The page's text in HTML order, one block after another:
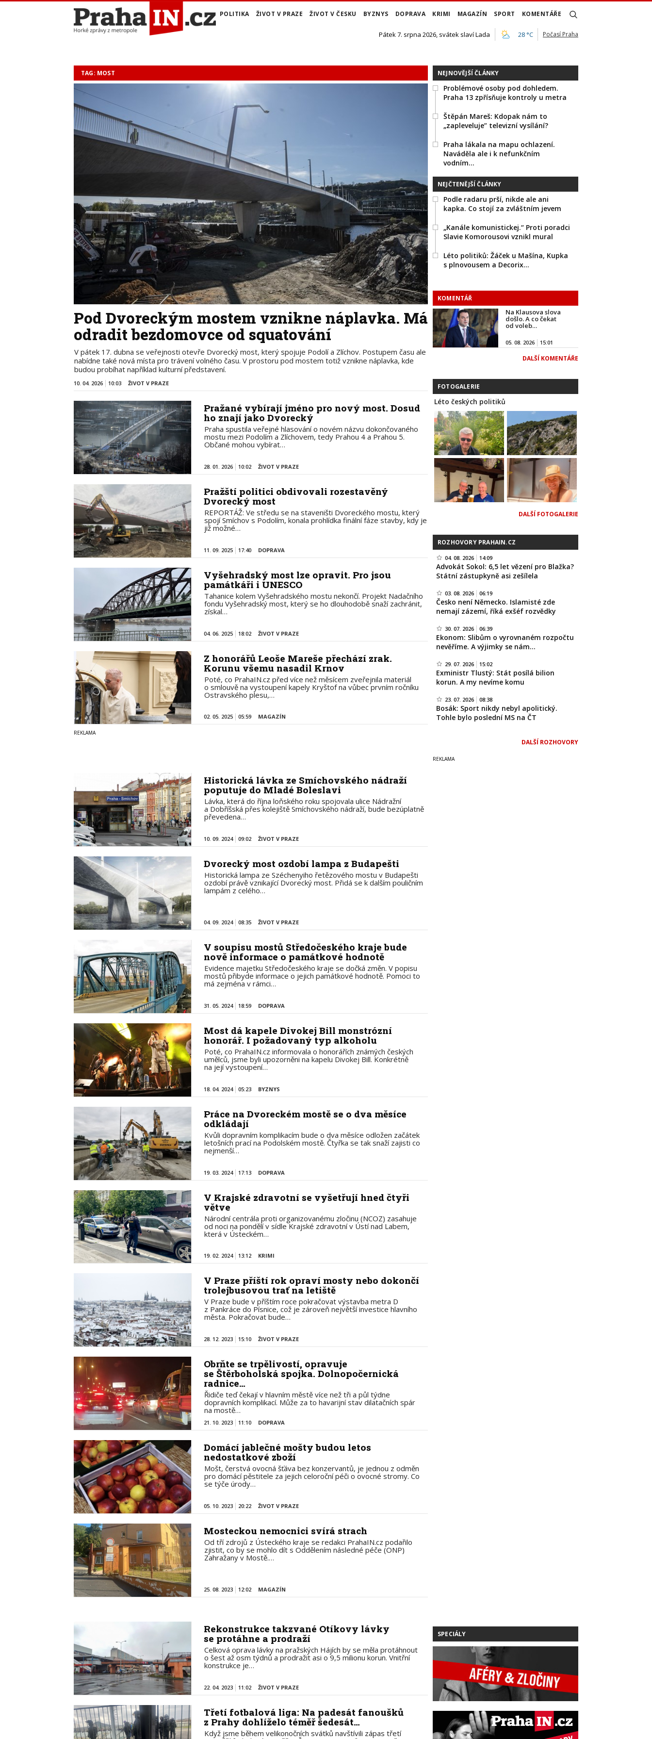
POLITIKA ŽIVOT V PRAZE ŽIVOT V ČESKU BYZNYS DOPRAVA KRIMI MAGAZÍN SPORT KOMENTÁŘE
Pátek 7. srpna 2026, svátek slaví Lada 28 °C Počasí Praha
TAG: MOST
Pod Dvoreckým mostem vznikne náplavka. Má
odradit bezdomovce od squatování
V pátek 17. dubna se veřejnosti otevře Dvorecký most, který spojuje Podolí a Zlíchov. Postupem času ale
nabídne také nová místa pro trávení volného času. V prostoru pod mostem totiž vznikne náplavka, kde
budou probíhat například kulturní představení.
10. 04. 2026 10:03 ŽIVOT V PRAZE
Pražané vybírají jméno pro nový most. Dosud
ho znají jako Dvorecký
Praha spustila veřejné hlasování o novém názvu dokončovaného
mostu mezi Podolím a Zlíchovem, tedy Prahou 4 a Prahou 5.
Občané mohou vybírat…
28. 01. 2026 10:02 ŽIVOT V PRAZE
Pražští politici obdivovali rozestavěný
Dvorecký most
REPORTÁŽ: Ve středu se na staveništi Dvoreckého mostu, který
spojí Smíchov s Podolím, konala prohlídka finální fáze stavby, kdy je
již možné…
11. 09. 2025 17:40 DOPRAVA
Vyšehradský most lze opravit. Pro jsou
památkáři i UNESCO
Tahanice kolem Vyšehradského mostu nekončí. Projekt Nadačního
fondu Vyšehradský most, který se ho dlouhodobě snaží zachránit,
získal…
04. 06. 2025 18:02 ŽIVOT V PRAZE
Z honorářů Leoše Mareše přechází zrak.
Korunu všemu nasadil Krnov
Poté, co PrahaIN.cz před více než měsícem zveřejnila materiál
o smlouvě na vystoupení kapely Kryštof na vůbec prvním ročníku
Ostravského plesu,…
02. 05. 2025 05:59 MAGAZÍN
Historická lávka ze Smíchovského nádraží
poputuje do Mladé Boleslavi
Lávka, která do října loňského roku spojovala ulice Nádražní
a Dobříšská přes kolejiště Smíchovského nádraží, bude bezúplatně
převedena…
10. 09. 2024 09:02 ŽIVOT V PRAZE
Dvorecký most ozdobí lampa z Budapešti
Historická lampa ze Széchenyiho řetězového mostu v Budapešti
ozdobí právě vznikající Dvorecký most. Přidá se k dalším pouličním
lampám z celého…
04. 09. 2024 08:35 ŽIVOT V PRAZE
V soupisu mostů Středočeského kraje bude
nově informace o památkové hodnotě
Evidence majetku Středočeského kraje se dočká změn. V popisu
mostů přibyde informace o jejich památkové hodnotě. Pomoci to
má zejména v rámci…
31. 05. 2024 18:59 DOPRAVA
Most dá kapele Divokej Bill monstrózní
honorář. I požadovaný typ alkoholu
Poté, co PrahaIN.cz informovala o honorářích známých českých
umělců, jsme byli upozorněni na kapelu Divokej Bill. Konkrétně
na její vystoupení…
18. 04. 2024 05:23 BYZNYS
Práce na Dvoreckém mostě se o dva měsíce
odkládají
Kvůli dopravním komplikacím bude o dva měsíce odložen začátek
letošních prací na Podolském mostě. Čtyřka se tak snaží zajisti co
nejmenší…
19. 03. 2024 17:13 DOPRAVA
V Krajské zdravotní se vyšetřují hned čtyři
větve
Národní centrála proti organizovanému zločinu (NCOZ) zasahuje
od noci na pondělí v sídle Krajské zdravotní v Ústí nad Labem,
která v Ústeckém…
19. 02. 2024 13:12 KRIMI
V Praze příští rok opraví mosty nebo dokončí
trolejbusovou trať na letiště
V Praze bude v příštím roce pokračovat výstavba metra D
z Pankráce do Písnice, což je zároveň největší investice hlavního
města. Pokračovat bude…
28. 12. 2023 15:10 ŽIVOT V PRAZE
Obrňte se trpělivostí, opravuje
se Štěrboholská spojka. Dolnopočernická
radnice…
Řidiče teď čekají v hlavním městě více než tři a půl týdne
dopravních komplikací. Může za to havarijní stav dilatačních spár
na mostě…
21. 10. 2023 11:10 DOPRAVA
Domácí jablečné mošty budou letos
nedostatkové zboží
Mošt, čerstvá ovocná šťáva bez konzervantů, je jednou z odměn
pro domácí pěstitele za jejich celoroční péči o ovocné stromy. Co
se týče úrody…
05. 10. 2023 20:22 ŽIVOT V PRAZE
Mosteckou nemocnici svírá strach
Od tří zdrojů z Ústeckého kraje se redakci PrahaIN.cz podařilo
zjistit, co by se mohlo dít s Oddělením následné péče (ONP)
Zahražany v Mostě.…
25. 08. 2023 12:02 MAGAZÍN
NEJNOVĚJŠÍ ČLÁNKY
Problémové osoby pod dohledem.
Praha 13 zpřísňuje kontroly u metra
Štěpán Mareš: Kdopak nám to
„zapleveluje” televizní vysílání?
Praha lákala na mapu ochlazení.
Naváděla ale i k nefunkčním
vodním…
NEJČTENĚJŠÍ ČLÁNKY
Podle radaru prší, nikde ale ani
kapka. Co stojí za zvláštním jevem
„Kanále komunistickej.“ Proti poradci
Slavie Komorousovi vznikl mural
Léto politiků: Žáček u Mašína, Kupka
s plnovousem a Decorix…
KOMENTÁŘ
Na Klausova slova
došlo. A co čekat
od voleb…
05. 08. 2026 15:01
DALŠÍ KOMENTÁŘE
FOTOGALERIE
Léto českých politiků
DALŠÍ FOTOGALERIE
ROZHOVORY PRAHAIN.CZ
04. 08. 2026 14:09
Advokát Sokol: 6,5 let vězení pro Blažka?
Státní zástupkyně asi zešílela
03. 08. 2026 06:19
Česko není Německo. Islamisté zde
nemají zázemí, říká exšéf rozvědky
30. 07. 2026 06:39
Ekonom: Slibům o vyrovnaném rozpočtu
nevěříme. A výjimky se nám…
29. 07. 2026 15:02
Exministr Tlustý: Stát posílá bilion
korun. A my nevíme komu
23. 07. 2026 08:38
Bosák: Sport nikdy nebyl apolitický.
Tohle bylo poslední MS na ČT
DALŠÍ ROZHOVORY
Rekonstrukce takzvané Otíkovy lávky
se protáhne a prodraží
Celková oprava lávky na pražských Hájích by se měla protáhnout
o šest až osm týdnů a prodražit asi o 9,5 milionu korun. Vnitřní
konstrukce je…
22. 04. 2023 11:02 ŽIVOT V PRAZE
Třetí fotbalová liga: Na padesát fanoušků
z Prahy dohlíželo téměř šedesát…
Když jsme během velikonočních svátků navštívili zápas třetí
SPECIÁLY